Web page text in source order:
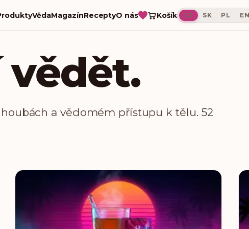
VědaMagazínReceptyO nás Košík CZ SK PL
vědět.
a vědomém přístupu k tělu. 52